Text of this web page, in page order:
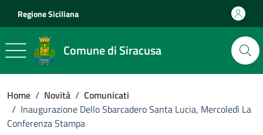
Regione Siciliana
Comune di Siracusa
Home / Novità / Comunicati
/ Inaugurazione Dello Sbarcadero Santa Lucia, Mercoledì La
Conferenza Stampa